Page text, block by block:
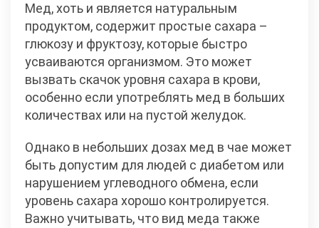
Мед, хоть и является натуральным
продуктом, содержит простые сахара –
глюкозу и фруктозу, которые быстро
усваиваются организмом. Это может
вызвать скачок уровня сахара в крови,
особенно если употреблять мед в больших
количествах или на пустой желудок.
Однако в небольших дозах мед в чае может
быть допустим для людей с диабетом или
нарушением углеводного обмена, если
уровень сахара хорошо контролируется.
Важно учитывать, что вид меда также